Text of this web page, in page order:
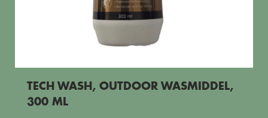
TECH WASH, OUTDOOR WASMIDDEL,
300 ML